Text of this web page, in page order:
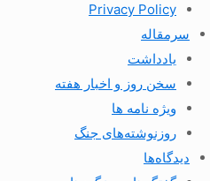
Privacy Policy
سرمقاله
یادداشت
سخن روز و اخبار هفته
ویژه نامه ها
روزنوشته‌های جنگ
دیدگاه‌ها